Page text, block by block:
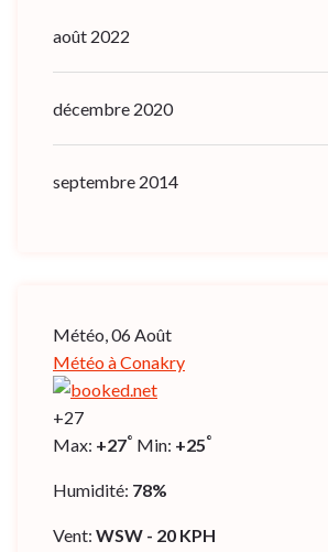
août 2022
décembre 2020
septembre 2014
Météo, 06 Août
Météo à Conakry
+27
Max: +27° Min: +25°
Humidité: 78%
Vent: WSW - 20 KPH